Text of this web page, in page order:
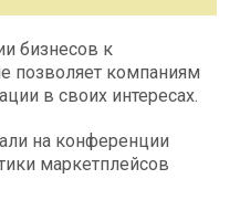
бизнесов к
позволяет компаниям
в своих интересах.
на конференции
маркетплейсов